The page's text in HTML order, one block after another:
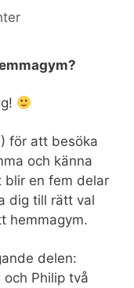
för att besöka
och känna
blir en fem delar
dig till rätt val
hemmagym.
delen:
Philip två